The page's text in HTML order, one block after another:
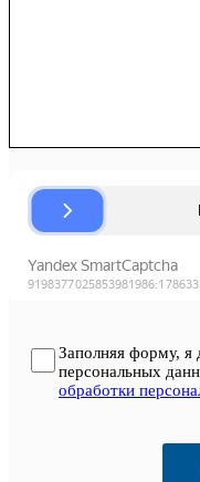
Заполняя форму, я
персональных
обработки